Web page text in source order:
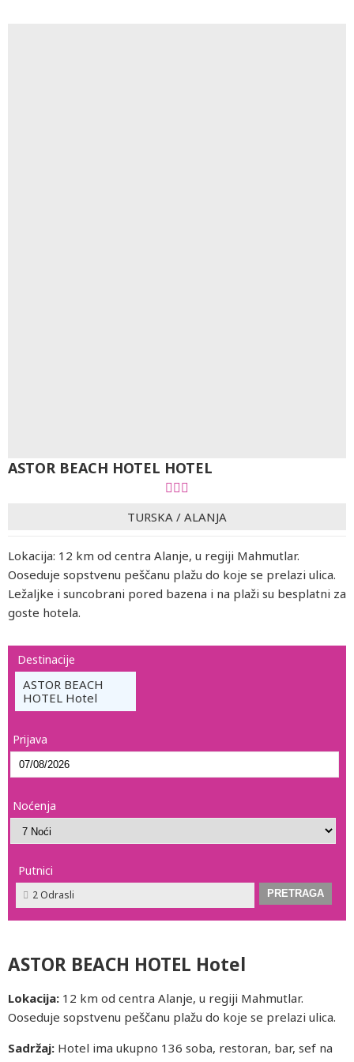
ASTOR BEACH HOTEL HOTEL
TURSKA / ALANJA
Lokacija: 12 km od centra Alanje, u regiji Mahmutlar.
Ooseduje sopstvenu peščanu plažu do koje se prelazi ulica.
Ležaljke i suncobrani pored bazena i na plaži su besplatni za
goste hotela.
Destinacije
ASTOR BEACH
HOTEL Hotel
Prijava
Noćenja
Putnici
2 Odrasli
ASTOR BEACH HOTEL Hotel
Lokacija: 12 km od centra Alanje, u regiji Mahmutlar.
Ooseduje sopstvenu peščanu plažu do koje se prelazi ulica.
Sadržaj: Hotel ima ukupno 136 soba, restoran, bar, sef na